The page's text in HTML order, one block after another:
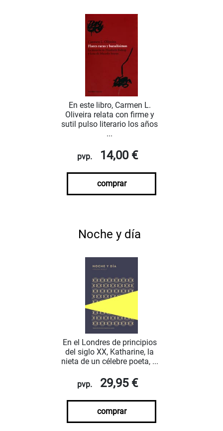
En este libro, Carmen L.
Oliveira relata con firme y
sutil pulso literario los años
...
pvp. 14,00 €
comprar
Noche y día
En el Londres de principios
del siglo XX, Katharine, la
nieta de un célebre poeta, ...
pvp. 29,95 €
comprar